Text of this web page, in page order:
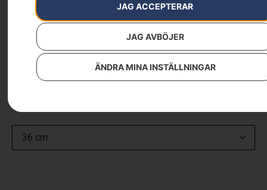
JAG ACCEPTERAR
JAG AVBÖJER
ÄNDRA MINA INSTÄLLNINGAR
379kr–479kr
Klave med cylindervolymtabell. Klaven har
centimetergradering på 2 sidor.